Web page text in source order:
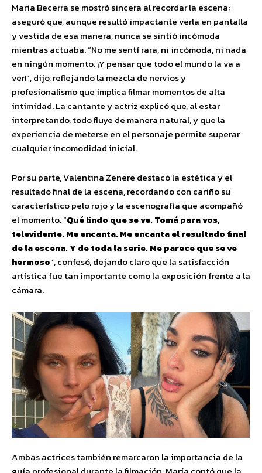
María Becerra se mostró sincera al recordar la escena:
aseguró que, aunque resultó impactante verla en pantalla
y vestida de esa manera, nunca se sintió incómoda
mientras actuaba. “No me sentí rara, ni incómoda, ni nada
en ningún momento. ¡Y pensar que todo el mundo la va a
ver!”, dijo, reflejando la mezcla de nervios y
profesionalismo que implica filmar momentos de alta
intimidad. La cantante y actriz explicó que, al estar
interpretando, todo fluye de manera natural, y que la
experiencia de meterse en el personaje permite superar
cualquier incomodidad inicial.
Por su parte, Valentina Zenere destacó la estética y el
resultado final de la escena, recordando con cariño su
característico pelo rojo y la escenografía que acompañó
el momento. “Qué lindo que se ve. Tomá para vos,
televidente. Me encanta. Me encanta el resultado final
de la escena. Y de toda la serie. Me parece que se ve
hermoso”, confesó, dejando claro que la satisfacción
artística fue tan importante como la exposición frente a la
cámara.
Ambas actrices también remarcaron la importancia de la